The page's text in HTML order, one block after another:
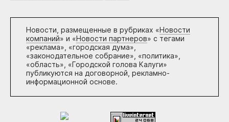
Новости, размещенные в рубриках «Новости
компаний» и «Новости партнеров» с тегами
«реклама», «городская дума»,
«законодательное собрание», «политика»,
«область», «Городской голова Калуги»
публикуются на договорной, рекламно-
информационной основе.